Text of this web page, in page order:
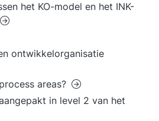
het KO-model en het INK-
ontwikkelorganisatie
areas?
in level 2 van het